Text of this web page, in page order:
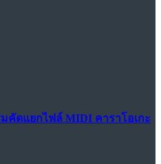
มคัดแยกไฟล์ MIDI คาราโอเกะ